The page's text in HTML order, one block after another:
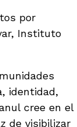
por
Instituto
identidad,
cree en el
de visibilizar